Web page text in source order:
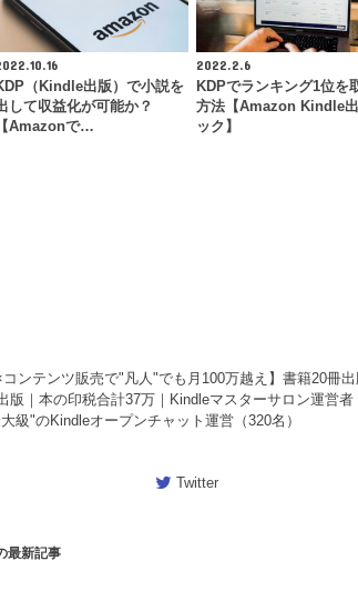
（Kindle出版）で小説を
して収益化が可能か？
【Amazonで…
2022.2.6
KDPでランキング1位を
方法【Amazon Kindle
ック】
コンテンツ販売で"凡人"でも月100万越え】書籍20冊
版｜本の印税合計37万｜Kindleマスターサロン運営
大級"のKindleオープンチャット運営（320名）
Twitter
最新記事